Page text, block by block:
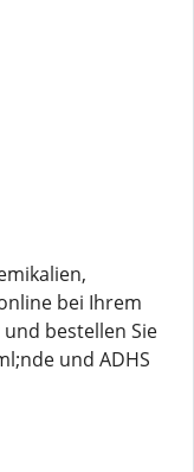
bei Ihrem
bestellen Sie
und ADHS